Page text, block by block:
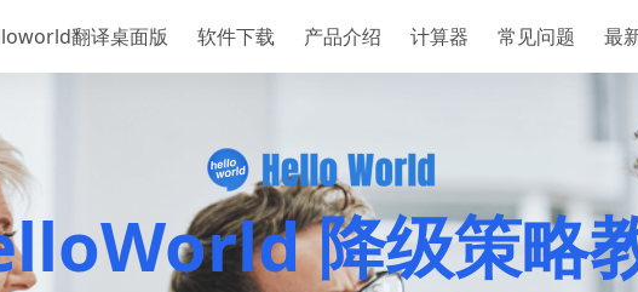
翻译桌面版 软件下载 产品介绍 计算器 常见问题 最
降级策略